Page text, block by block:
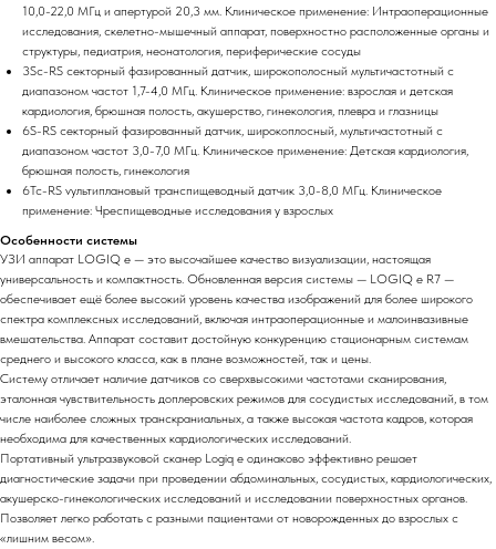
10,0-22,0 МГц и апертурой 20,3 мм. Клиническое применение: Интраоперационные
исследования, скелетно-мышечный аппарат, поверхностно расположенные органы и
структуры, педиатрия, неонатология, периферические сосуды
3Sc-RS секторный фазированный датчик, широкополосный мультичастотный с
диапазоном частот 1,7-4,0 МГц. Клиническое применение: взрослая и детская
кардиология, брюшная полость, акушерство, гинекология, плевра и глазницы
6S-RS cекторный фазированный датчик, широкоплосный, мультичастотный с
диапазоном частот 3,0-7,0 МГц. Клиническое применение: Детская кардиология,
брюшная полость, гинекология
6Tc-RS vультиплановый транспищеводный датчик 3,0-8,0 МГц. Клиническое
применение: Чреспищеводные исследования у взрослых
Особенности системы
УЗИ аппарат LOGIQ e — это высочайшее качество визуализации, настоящая
универсальность и компактность. Обновленная версия системы — LOGIQ e R7 —
обеспечивает ещё более высокий уровень качества изображений для более широкого
спектра комплексных исследований, включая интраоперационные и малоинвазивные
вмешательства. Аппарат составит достойную конкуренцию стационарным системам
среднего и высокого класса, как в плане возможностей, так и цены.
Систему отличает наличие датчиков со сверхвысокими частотами сканирования,
эталонная чувствительность доплеровских режимов для сосудистых исследований, в том
числе наиболее сложных транскраниальных, а также высокая частота кадров, которая
необходима для качественных кардиологических исследований.
Портативный ультразвуковой сканер Logiq e одинаково эффективно решает
диагностические задачи при проведении абдоминальных, сосудистых, кардиологических,
акушерско-гинекологических исследований и исследовании поверхностных органов.
Позволяет легко работать с разными пациентами от новорожденных до взрослых с
«лишним весом».